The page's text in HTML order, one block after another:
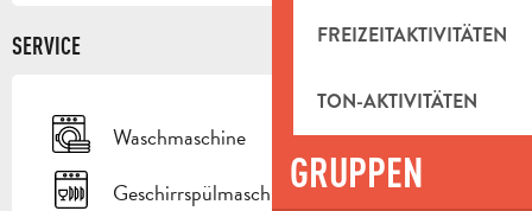
FREIZEITAKTIVITÄTEN
TON-AKTIVITÄTEN
GRUPPEN
SERVICE
Waschmaschine
Geschirrspülmaschine